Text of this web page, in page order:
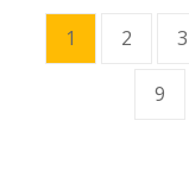
1 2 3
9